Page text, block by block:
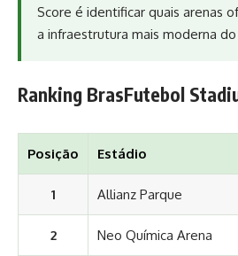
Score é identificar quais arenas
a infraestrutura mais moderna
Ranking BrasFutebol
Posição Estádio
1 Allianz Parque
2 Neo Química Arena